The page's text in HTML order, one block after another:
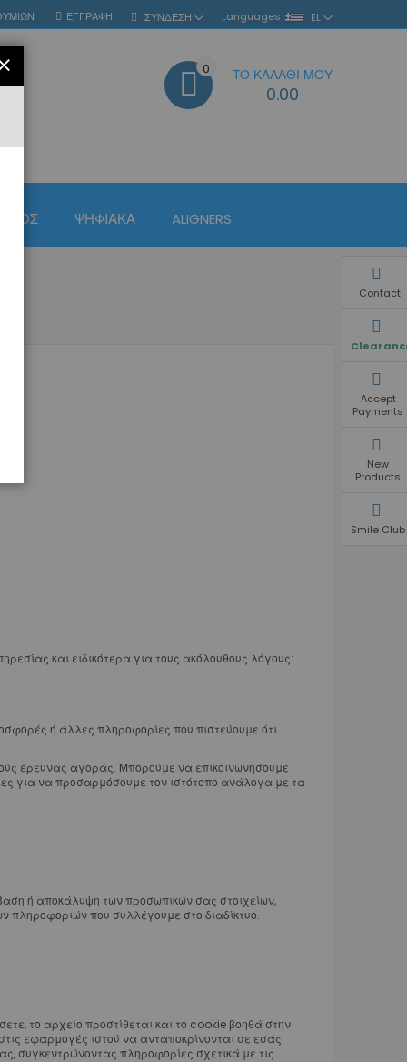
Languages EL
ΣΎΝΔΕΣΗ
ΕΓΓΡΑΦΉ
ΑΝΑΖΉΤΗΣΗ
ΤΟ ΚΑΛΆΘΙ ΜΟΥ
0.00
0
ΨΗΦΙΑΚΆ ALIGNERS
και ειδικότερα για τους ακόλουθους λόγους:
ή άλλες πληροφορίες που πιστεύουμε ότι
έρευνας αγοράς. Μπορούμε να επικοινωνήσουμε
για να προσαρμόσουμε τον ιστότοπο ανάλογα με τα
ή αποκάλυψη των προσωπικών σας στοιχείων,
πληροφοριών που συλλέγουμε στο διαδίκτυο.
το αρχείο προστίθεται και το cookie βοηθά στην
εφαρμογές ιστού να ανταποκρίνονται σε εσάς
συγκεντρώνοντας πληροφορίες σχετικά με τις
Contact
Accept
Payments
New
Products
Smile Club
ΚΛΕΊΣΙΜΟ